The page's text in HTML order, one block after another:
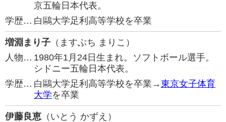
京五輪日本代表。
学歴… 白鷗大学足利高等学校を卒業
増淵まり子 （ますぶち まりこ）
人物… 1980年1月24日生まれ。ソフトボール選手。
シドニー五輪日本代表。
学歴… 白鷗大学足利高等学校を卒業→東京女子体育
大学を卒業
伊藤良恵 （いとう かずえ）